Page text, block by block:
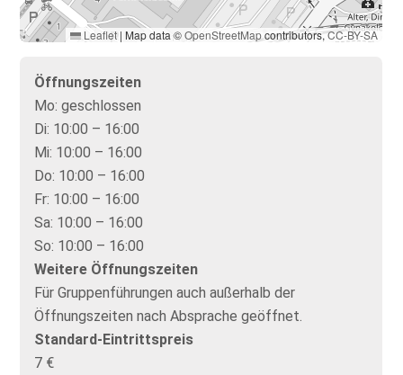
Leaflet | Map data ©OpenStreetMapcontributors,CC-BY-SA
Öffnungszeiten
Mo: geschlossen
Di: 10:00 – 16:00
Mi: 10:00 – 16:00
Do: 10:00 – 16:00
Fr: 10:00 – 16:00
Sa: 10:00 – 16:00
So: 10:00 – 16:00
Weitere Öffnungszeiten
Für Gruppenführungen auch außerhalb der
Öffnungszeiten nach Absprache geöffnet.
Standard-Eintrittspreis
7 €